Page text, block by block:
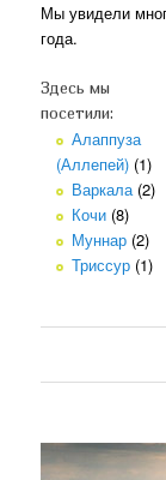
Мы увидели
года.
Здесь мы
посетили:
Алаппуза
(Аллепей) (1)
Варкала(2)
Кочи (8)
Муннар (2)
Триссур (1)